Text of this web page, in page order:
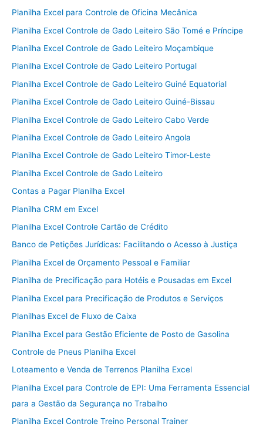
Planilha Excel para Controle de Oficina Mecânica
Planilha Excel Controle de Gado Leiteiro São Tomé e Príncipe
Planilha Excel Controle de Gado Leiteiro Moçambique
Planilha Excel Controle de Gado Leiteiro Portugal
Planilha Excel Controle de Gado Leiteiro Guiné Equatorial
Planilha Excel Controle de Gado Leiteiro Guiné-Bissau
Planilha Excel Controle de Gado Leiteiro Cabo Verde
Planilha Excel Controle de Gado Leiteiro Angola
Planilha Excel Controle de Gado Leiteiro Timor-Leste
Planilha Excel Controle de Gado Leiteiro
Contas a Pagar Planilha Excel
Planilha CRM em Excel
Planilha Excel Controle Cartão de Crédito
Banco de Petições Jurídicas: Facilitando o Acesso à Justiça
Planilha Excel de Orçamento Pessoal e Familiar
Planilha de Precificação para Hotéis e Pousadas em Excel
Planilha Excel para Precificação de Produtos e Serviços
Planilhas Excel de Fluxo de Caixa
Planilha Excel para Gestão Eficiente de Posto de Gasolina
Controle de Pneus Planilha Excel
Loteamento e Venda de Terrenos Planilha Excel
Planilha Excel para Controle de EPI: Uma Ferramenta Essencial
para a Gestão da Segurança no Trabalho
Planilha Excel Controle Treino Personal Trainer